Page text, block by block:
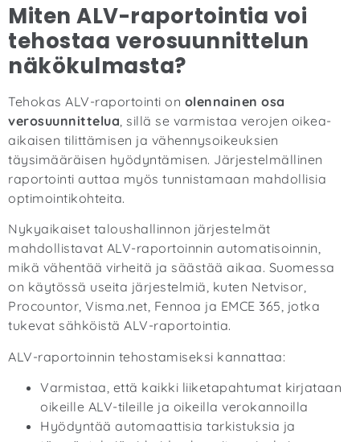
Miten ALV-raportointia voi
tehostaa verosuunnittelun
näkökulmasta?
Tehokas ALV-raportointi on olennainen osa
verosuunnittelua , sillä se varmistaa verojen oikea-
aikaisen tilittämisen ja vähennysoikeuksien
täysimääräisen hyödyntämisen. Järjestelmällinen
raportointi auttaa myös tunnistamaan mahdollisia
optimointikohteita.
Nykyaikaiset taloushallinnon järjestelmät
mahdollistavat ALV-raportoinnin automatisoinnin,
mikä vähentää virheitä ja säästää aikaa. Suomessa
on käytössä useita järjestelmiä, kuten Netvisor,
Procountor, Visma.net, Fennoa ja EMCE 365, jotka
tukevat sähköistä ALV-raportointia.
ALV-raportoinnin tehostamiseksi kannattaa:
Varmistaa, että kaikki liiketapahtumat kirjataan
oikeille ALV-tileille ja oikeilla verokannoilla
Hyödyntää automaattisia tarkistuksia ja